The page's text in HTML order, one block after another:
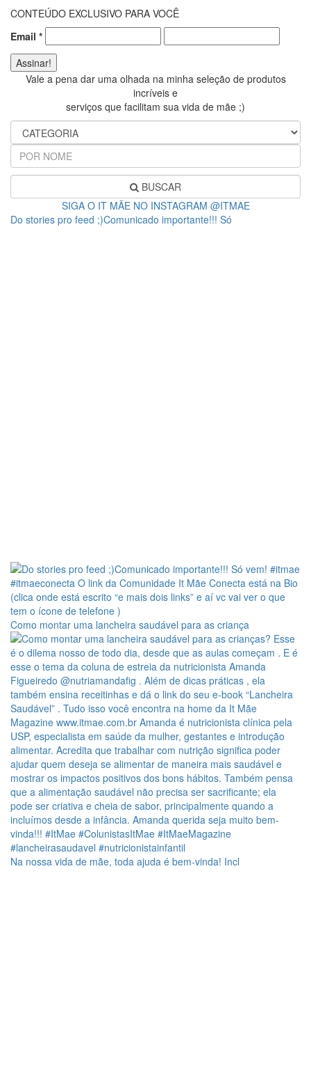
CONTEÚDO EXCLUSIVO PARA VOCÊ
Email *
Vale a pena dar uma olhada na minha seleção de produtos
incríveis e
serviços que facilitam sua vida de mãe ;)
BUSCAR
SIGA O IT MÃE NO INSTAGRAM @ITMAE
Do stories pro feed ;)Comunicado importante!!! Só
Como montar uma lancheira saudável para as criança
Na nossa vida de mãe, toda ajuda é bem-vinda! Incl